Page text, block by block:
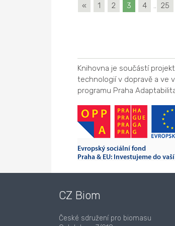
« 1 2 3 4 .. 25
Knihovna je součástí
technologií v dopravě a ve
programu Praha
CZ Biom
České sdružení pro biomasu